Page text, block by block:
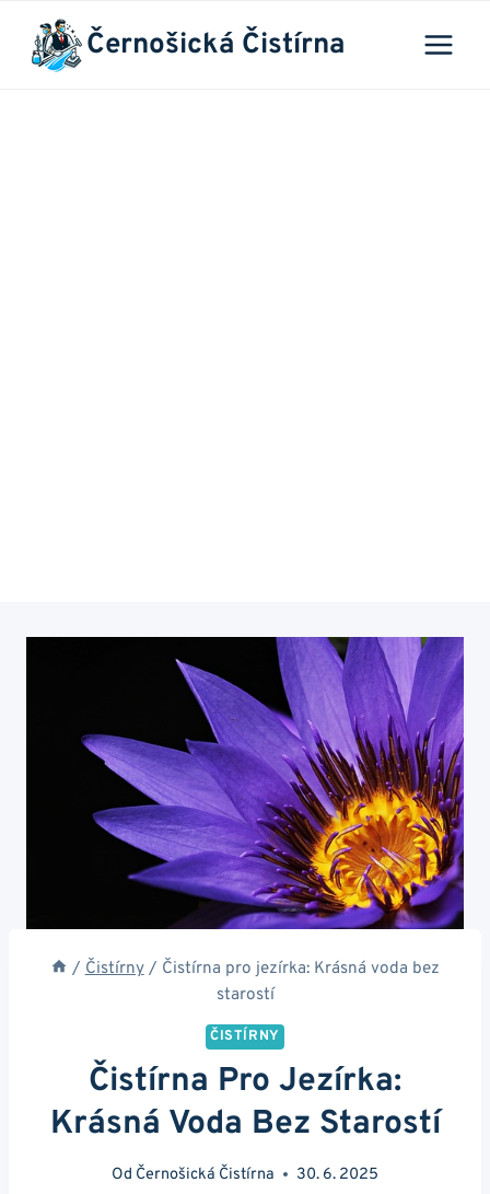
Přeskočit
obsah
Černošická Čistírna
/ Čistírny / Čistírna pro jezírka: Krásná voda bez
starostí
ČISTÍRNY
Čistírna Pro Jezírka:
Krásná Voda Bez Starostí
Od Černošická Čistírna 30. 6. 2025